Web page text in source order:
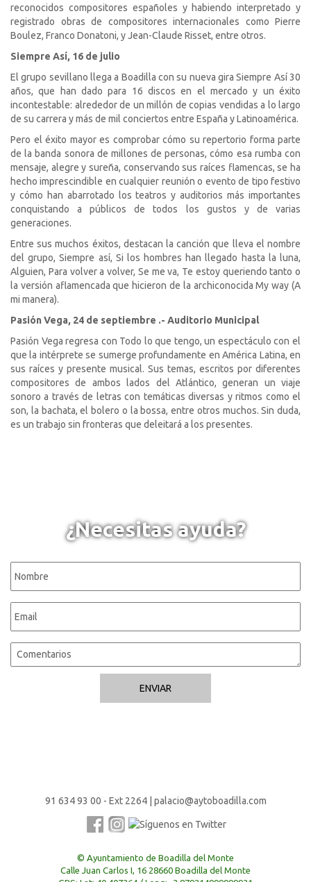
reconocidos compositores españoles y habiendo interpretado y
registrado obras de compositores internacionales como Pierre
Boulez, Franco Donatoni, y Jean-Claude Risset, entre otros.
Siempre Así, 16 de julio
El grupo sevillano llega a Boadilla con su nueva gira Siempre Así 30
años, que han dado para 16 discos en el mercado y un éxito
incontestable: alrededor de un millón de copias vendidas a lo largo
de su carrera y más de mil conciertos entre España y Latinoamérica.
Pero el éxito mayor es comprobar cómo su repertorio forma parte
de la banda sonora de millones de personas, cómo esa rumba con
mensaje, alegre y sureña, conservando sus raíces flamencas, se ha
hecho imprescindible en cualquier reunión o evento de tipo festivo
y cómo han abarrotado los teatros y auditorios más importantes
conquistando a públicos de todos los gustos y de varias
generaciones.
Entre sus muchos éxitos, destacan la canción que lleva el nombre
del grupo, Siempre así, Si los hombres han llegado hasta la luna,
Alguien, Para volver a volver, Se me va, Te estoy queriendo tanto o
la versión aflamencada que hicieron de la archiconocida My way (A
mi manera).
Pasión Vega, 24 de septiembre .- Auditorio Municipal
Pasión Vega regresa con Todo lo que tengo, un espectáculo con el
que la intérprete se sumerge profundamente en América Latina, en
sus raíces y presente musical. Sus temas, escritos por diferentes
compositores de ambos lados del Atlántico, generan un viaje
sonoro a través de letras con temáticas diversas y ritmos como el
son, la bachata, el bolero o la bossa, entre otros muchos. Sin duda,
es un trabajo sin fronteras que deleitará a los presentes.
¿Necesitas ayuda?
91 634 93 00 - Ext 2264| palacio@aytoboadilla.com
© Ayuntamiento de Boadilla del Monte
Calle Juan Carlos I, 16 28660 Boadilla del Monte